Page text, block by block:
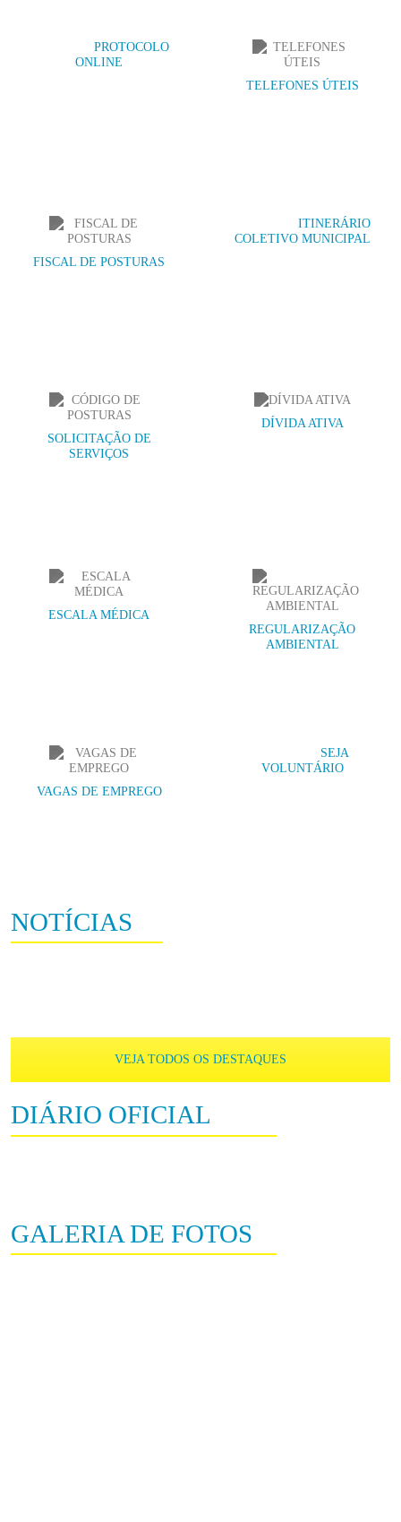
PROTOCOLO
ONLINE
TELEFONES ÚTEIS
FISCAL DE POSTURAS
ITINERÁRIO
COLETIVO MUNICIPAL
SOLICITAÇÃO DE
SERVIÇOS
DÍVIDA ATIVA
ESCALA MÉDICA
REGULARIZAÇÃO
AMBIENTAL
VAGAS DE EMPREGO
SEJA
VOLUNTÁRIO
NOTÍCIAS
VEJA TODOS OS DESTAQUES
DIÁRIO OFICIAL
GALERIA DE FOTOS